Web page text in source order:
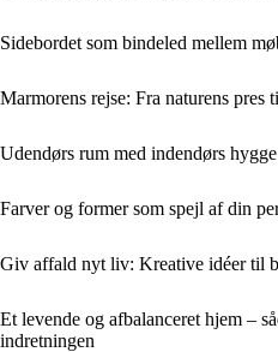
Sidebordet som bindeled mellem
Marmorens rejse: Fra naturens pres
Udendørs rum med indendørs
Farver og former som spejl af din
Giv affald nyt liv: Kreative idéer til
Et levende og afbalanceret hjem –
indretningen